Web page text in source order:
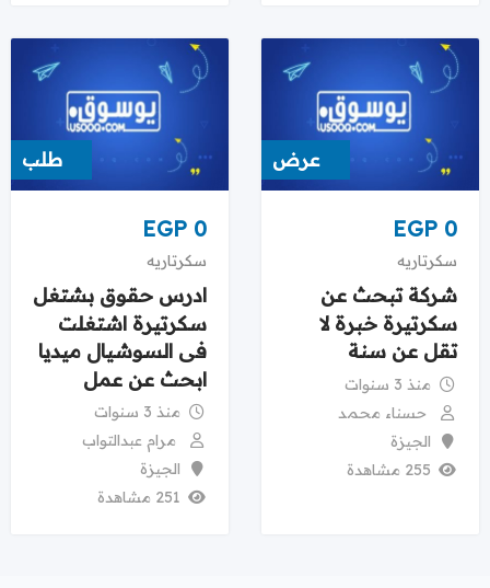
عرض
EGP 0
سكرتاريه
شركة تبحث عن
سكرتيرة خبرة لا
تقل عن سنة
منذ 3 سنوات
حسناء محمد
الجيزة
255 مشاهدة
طلب
EGP 0
سكرتاريه
ادرس حقوق بشتغل
سكرتيرة اشتغلت
فى السوشيال ميديا
ابحث عن عمل
منذ 3 سنوات
مرام عبدالتواب
الجيزة
251 مشاهدة